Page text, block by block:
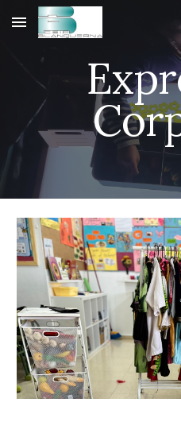
Skip to main content